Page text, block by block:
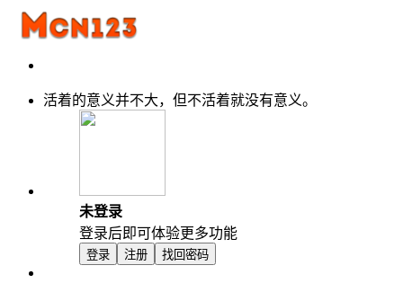
活着的意义并不大，但不活着就没有意义。
未登录
登录后即可体验更多功能
登录 注册 找回密码